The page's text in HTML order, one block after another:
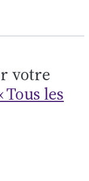
votre
Tous les